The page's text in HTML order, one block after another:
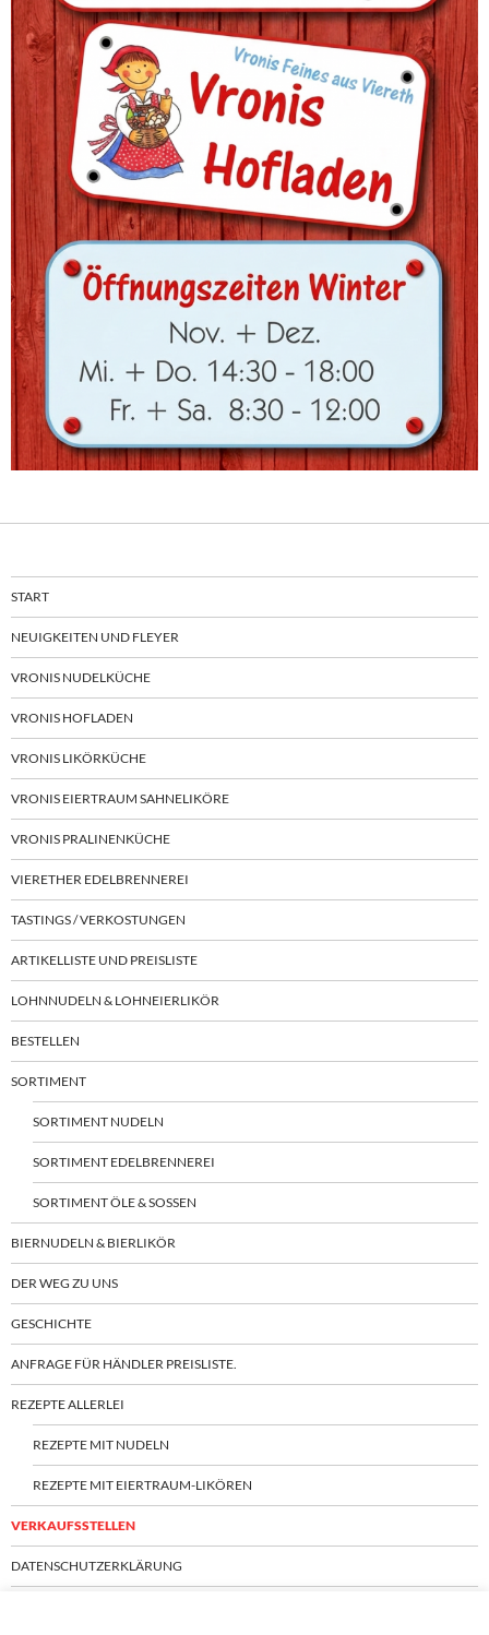
START
NEUIGKEITEN UND FLEYER
VRONIS NUDELKÜCHE
VRONIS HOFLADEN
VRONIS LIKÖRKÜCHE
VRONIS EIERTRAUM SAHNELIKÖRE
VRONIS PRALINENKÜCHE
VIERETHER EDELBRENNEREI
TASTINGS / VERKOSTUNGEN
ARTIKELLISTE UND PREISLISTE
LOHNNUDELN & LOHNEIERLIKÖR
BESTELLEN
SORTIMENT
SORTIMENT NUDELN
SORTIMENT EDELBRENNEREI
SORTIMENT ÖLE & SOSSEN
BIERNUDELN & BIERLIKÖR
DER WEG ZU UNS
GESCHICHTE
ANFRAGE FÜR HÄNDLER PREISLISTE.
REZEPTE ALLERLEI
REZEPTE MIT NUDELN
REZEPTE MIT EIERTRAUM-LIKÖREN
VERKAUFSSTELLEN
DATENSCHUTZERKLÄRUNG